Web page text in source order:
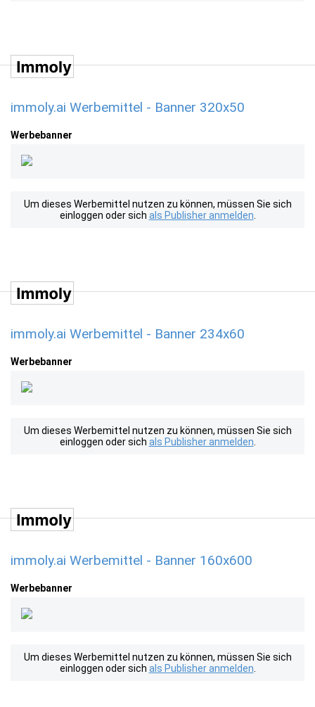
immoly.ai Werbemittel - Banner 320x50
Werbebanner
Um dieses Werbemittel nutzen zu können, müssen Sie sich
einloggen oder sich als Publisher anmelden
immoly.ai Werbemittel - Banner 234x60
Werbebanner
Um dieses Werbemittel nutzen zu können, müssen Sie sich
einloggen oder sich als Publisher anmelden
immoly.ai Werbemittel - Banner 160x600
Werbebanner
Um dieses Werbemittel nutzen zu können, müssen Sie sich
einloggen oder sich als Publisher anmelden